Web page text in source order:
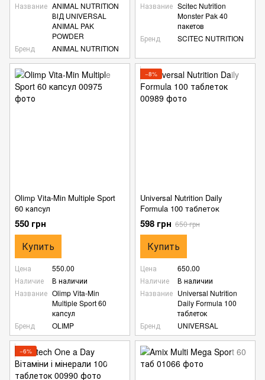
Название ANIMAL NUTRITION
ВІД UNIVERSAL
ANIMAL PAK
POWDER
Бренд
ANIMAL NUTRITION
Название Scitec Nutrition
Monster Pak 40
пакетов
Бренд
SCITEC NUTRITION
Olimp Vita-Min Multiple Sport
60 капсул
550 грн
Купить
Цена
550.00
Наличие
В наличии
Название Olimp Vita-Min
Multiple Sport 60
капсул
Бренд
OLIMP
−8%
Universal Nutrition Daily
Formula 100 таблеток
598 грн 650 грн
Купить
Цена
650.00
Наличие
В наличии
Название Universal Nutrition
Daily Formula 100
таблеток
Бренд
UNIVERSAL
−6%